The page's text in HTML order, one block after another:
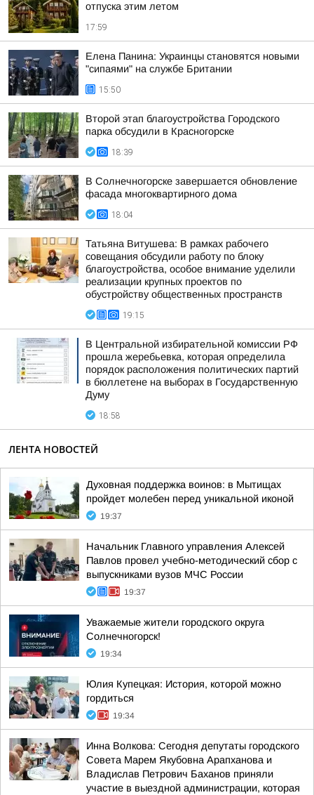
отпуска этим летом
17:59
Елена Панина: Украинцы становятся новыми
"сипаями" на службе Британии
15:50
Второй этап благоустройства Городского
парка обсудили в Красногорске
18:39
В Солнечногорске завершается обновление
фасада многоквартирного дома
18:04
Татьяна Витушева: В рамках рабочего
совещания обсудили работу по блоку
благоустройства, особое внимание уделили
реализации крупных проектов по
обустройству общественных пространств
19:15
В Центральной избирательной комиссии РФ
прошла жеребьевка, которая определила
порядок расположения политических партий
в бюллетене на выборах в Государственную
Думу
18:58
ЛЕНТА НОВОСТЕЙ
Духовная поддержка воинов: в Мытищах
пройдет молебен перед уникальной иконой
19:37
Начальник Главного управления Алексей
Павлов провел учебно-методический сбор с
выпускниками вузов МЧС России
19:37
Уважаемые жители городского округа
Солнечногорск!
19:34
Юлия Купецкая: История, которой можно
гордиться
19:34
Инна Волкова: Сегодня депутаты городского
Совета Марем Якубовна Арапханова и
Владислав Петрович Баханов приняли
участие в выездной администрации, которая